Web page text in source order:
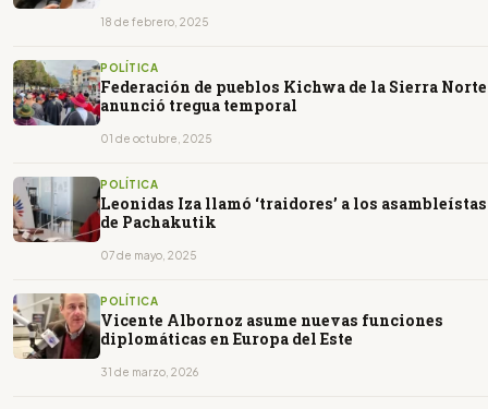
18 de febrero, 2025
POLÍTICA
Federación de pueblos Kichwa de la Sierra Norte
anunció tregua temporal
01 de octubre, 2025
POLÍTICA
Leonidas Iza llamó ‘traidores’ a los asambleístas
de Pachakutik
07 de mayo, 2025
POLÍTICA
Vicente Albornoz asume nuevas funciones
diplomáticas en Europa del Este
31 de marzo, 2026